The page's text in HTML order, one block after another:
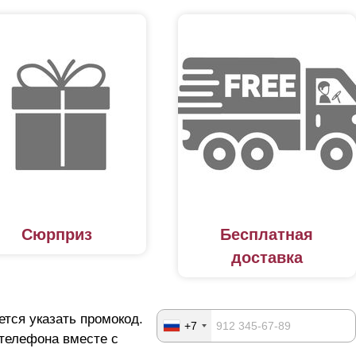
Сюрприз
Бесплатная
доставка
указать промокод.
вместе с
+7